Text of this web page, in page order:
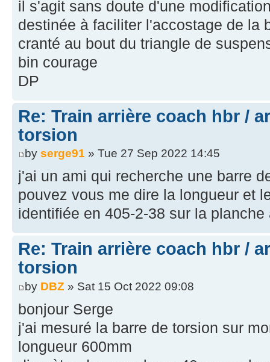
il s'agit sans doute d'une
destinée à faciliter l'accostage de la
cranté au bout du triangle de
bin courage
DP
Re: Train arrière coach hbr /
torsion
by serge91 » Tue 27 Sep 2022 14:45
j'ai un ami qui recherche une barre
pouvez vous me dire la longueur et
identifiée en 405-2-38 sur la
Re: Train arrière coach hbr /
torsion
by DBZ » Sat 15 Oct 2022 09:08
bonjour Serge
j'ai mesuré la barre de torsion sur
longueur 600mm